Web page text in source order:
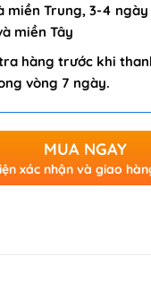
miền Trung, 3-4
miền Tây
hàng trước khi
vòng 7 ngày.
MUA NGAY
xác nhận và giao